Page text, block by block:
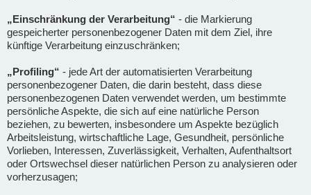
„Einschränkung der Verarbeitung“ - die Markierung
gespeicherter personenbezogener Daten mit dem Ziel, ihre
künftige Verarbeitung einzuschränken;
„Profiling“ - jede Art der automatisierten Verarbeitung
personenbezogener Daten, die darin besteht, dass diese
personenbezogenen Daten verwendet werden, um bestimmte
persönliche Aspekte, die sich auf eine natürliche Person
beziehen, zu bewerten, insbesondere um Aspekte bezüglich
Arbeitsleistung, wirtschaftliche Lage, Gesundheit, persönliche
Vorlieben, Interessen, Zuverlässigkeit, Verhalten, Aufenthaltsort
oder Ortswechsel dieser natürlichen Person zu analysieren oder
vorherzusagen;